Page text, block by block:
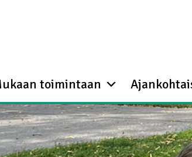
toimintaan